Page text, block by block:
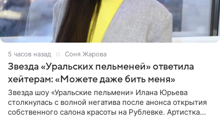
5 часов назад Соня Жарова
Звезда «Уральских пельменей» ответила
хейтерам: «Можете даже бить меня»
Звезда шоу «Уральские пельмени» Илана Юрьева
столкнулась с волной негатива после анонса открытия
собственного салона красоты на Рублевке. Артистка